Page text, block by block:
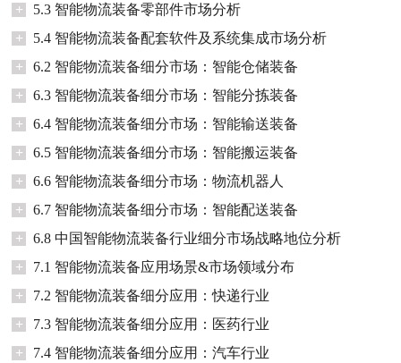
+
5.3 智能物流装备零部件市场分析
+
5.4 智能物流装备配套软件及系统集成市场分析
+
6.2 智能物流装备细分市场：智能仓储装备
+
6.3 智能物流装备细分市场：智能分拣装备
+
6.4 智能物流装备细分市场：智能输送装备
+
6.5 智能物流装备细分市场：智能搬运装备
+
6.6 智能物流装备细分市场：物流机器人
+
6.7 智能物流装备细分市场：智能配送装备
+
6.8 中国智能物流装备行业细分市场战略地位分析
+
7.1 智能物流装备应用场景&市场领域分布
+
7.2 智能物流装备细分应用：快递行业
+
7.3 智能物流装备细分应用：医药行业
+
7.4 智能物流装备细分应用：汽车行业